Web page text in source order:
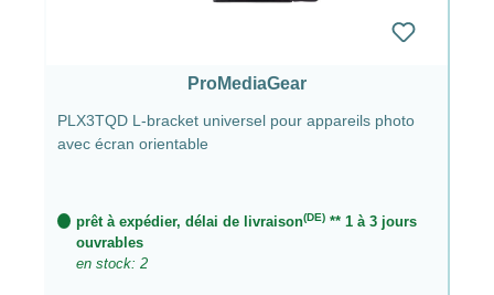
ProMediaGear
PLX3TQD L-bracket universel pour appareils photo
avec écran orientable
prêt à expédier, délai de livraison(DE) ** 1 à 3 jours
ouvrables
en stock: 2